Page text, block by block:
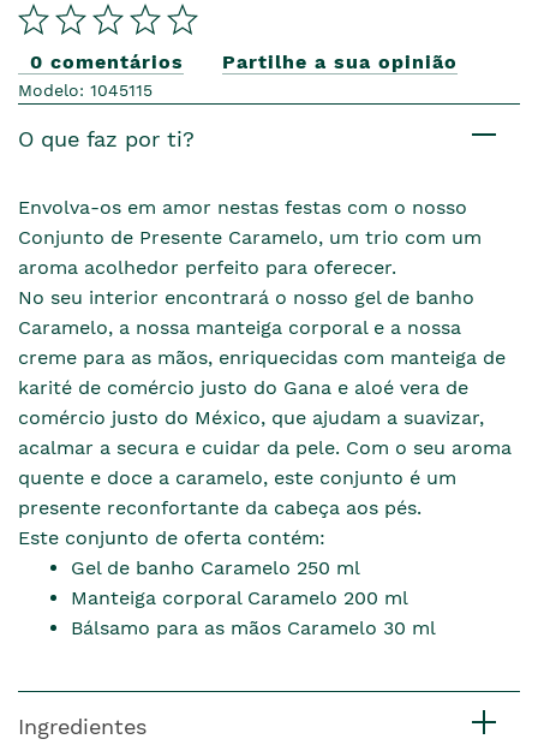
0 comentários Partilhe a sua opinião
Modelo: 1045115
O que faz por ti?
Envolva-os em amor nestas festas com o nosso
Conjunto de Presente Caramelo, um trio com um
aroma acolhedor perfeito para oferecer.
No seu interior encontrará o nosso gel de banho
Caramelo, a nossa manteiga corporal e a nossa
creme para as mãos, enriquecidas com manteiga de
karité de comércio justo do Gana e aloé vera de
comércio justo do México, que ajudam a suavizar,
acalmar a secura e cuidar da pele. Com o seu aroma
quente e doce a caramelo, este conjunto é um
presente reconfortante da cabeça aos pés.
Este conjunto de oferta contém:
Gel de banho Caramelo 250 ml
Manteiga corporal Caramelo 200 ml
Bálsamo para as mãos Caramelo 30 ml
Ingredientes